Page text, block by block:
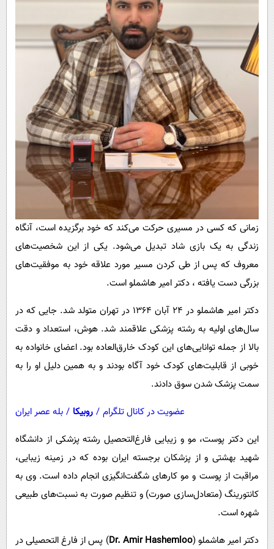
زمانی که کسی در مسیری حرکت می‌کند که خود برگزیده است، آنگاه
زندگی به یک بازی شاد تبدیل می‌شود. یکی از این شخصیت‌های
معروف که پس از طی کردن مسیر مورد علاقه خود به موفقیت‌های
بزرگی دست یافته ، دکتر امیر هاشملو است.
دکتر امیر هاشملو در ۲۴ آبان ۱۳۶۴ در تهران متولد شد. جایی که در
سال‌های اولیه به رشته پزشکی علاقمند شد. هوش، استعداد و دقت
بالا از جمله توانایی‌های این کودک خارق‌العاده بود. اعضای خانواده به
خوبی از قابلیت‌های کودک خود آگاه بودند و به همین دلیل او را به
سمت پزشک شدن سوق دادند.
عضویت در کانال تلگرام / روبیکا / بله عصر ایران
این دکتر پوست، مو و زیبایی فارغ‌التحصیل رشته پزشکی از دانشگاه
شهید بهشتی و از پزشکان برجسته ایران بوده که در زمینه زیبایی،
مراقبت از پوست و مو کارهای شگفت‌انگیزی انجام داده است. وی به
کانتورینگ (متعادل‌سازی صورت) و تنظیم صورت به نسبت‌های طبیعی
شهره است.
دکتر امیر هاشملو (Dr. Amir Hashemloo) پس از فارغ التحصیلی در